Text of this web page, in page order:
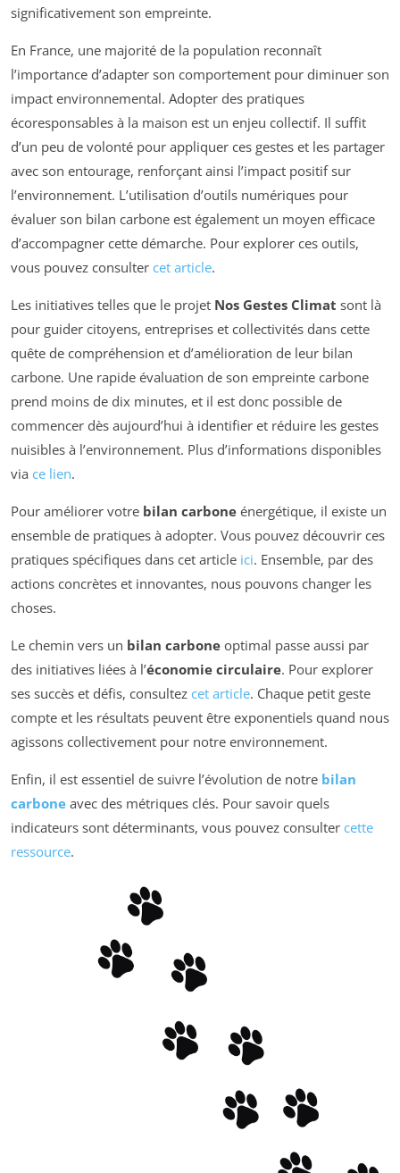
significativement son empreinte.
En France, une majorité de la population reconnaît
l’importance d’adapter son comportement pour diminuer son
impact environnemental. Adopter des pratiques
écoresponsables à la maison est un enjeu collectif. Il suffit
d’un peu de volonté pour appliquer ces gestes et les partager
avec son entourage, renforçant ainsi l’impact positif sur
l’environnement. L’utilisation d’outils numériques pour
évaluer son bilan carbone est également un moyen efficace
d’accompagner cette démarche. Pour explorer ces outils,
vous pouvez consulter cet article.
Les initiatives telles que le projet Nos Gestes Climat sont là
pour guider citoyens, entreprises et collectivités dans cette
quête de compréhension et d’amélioration de leur bilan
carbone. Une rapide évaluation de son empreinte carbone
prend moins de dix minutes, et il est donc possible de
commencer dès aujourd’hui à identifier et réduire les gestes
nuisibles à l’environnement. Plus d’informations disponibles
via ce lien.
Pour améliorer votre bilan carbone énergétique, il existe un
ensemble de pratiques à adopter. Vous pouvez découvrir ces
pratiques spécifiques dans cet article ici. Ensemble, par des
actions concrètes et innovantes, nous pouvons changer les
choses.
Le chemin vers un bilan carbone optimal passe aussi par
des initiatives liées à l’économie circulaire. Pour explorer
ses succès et défis, consultez cet article. Chaque petit geste
compte et les résultats peuvent être exponentiels quand nous
agissons collectivement pour notre environnement.
Enfin, il est essentiel de suivre l’évolution de notre bilan
carbone avec des métriques clés. Pour savoir quels
indicateurs sont déterminants, vous pouvez consulter cette
ressource.